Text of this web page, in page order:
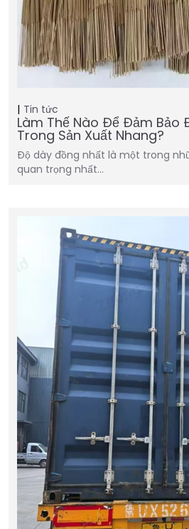
Tin tức
Làm Thế Nào Để Đảm Bảo
Trong Sản Xuất Nhang?
Độ dày đồng nhất là một trong
quan trọng nhất…